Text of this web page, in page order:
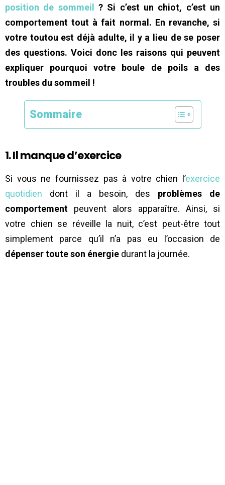
position de sommeil
? Si c’est un chiot, c’est un
comportement tout à fait normal. En revanche, si
votre toutou est déjà adulte, il y a lieu de se poser
des questions. Voici donc les raisons qui peuvent
expliquer pourquoi votre boule de poils a des
troubles du sommeil !
Sommaire
1. Il manque d’exercice
Si vous ne fournissez pas à votre chien l’exercice
quotidien dont il a besoin, des problèmes de
comportement peuvent alors apparaître. Ainsi, si
votre chien se réveille la nuit, c’est peut-être tout
simplement parce qu’il n’a pas eu l’occasion de
dépenser toute son énergie durant la journée.